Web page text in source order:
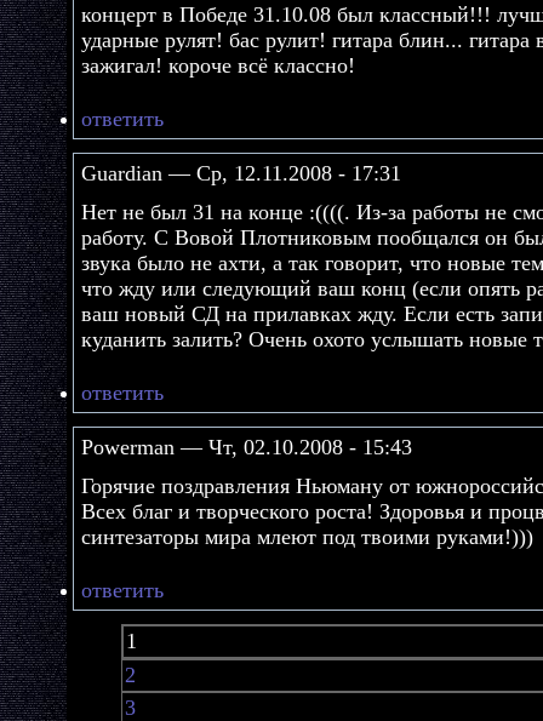
концерт в Победе 31.10.08 был классный!!!
ударные рулят! бас рулит! гитара блин...
зажигал! короче всё классно!
ответить
Guardian — Ср, 12.11.2008 - 17:31
Нет не был 31 на конце :((((. Из-за работы не
работу. С Вовой Плотниковым пообщался он
звука было не ахти, а так говорит, что новые
что жду или следующий ваш конц (если опять
ваш новый СД на прилавках жду. Если есть
куданить залить? Очень охото услышать новые
ответить
Powerman — Чт, 02.10.2008 - 15:43
Горячие поздравления Ньюману от
Всех благ и творческого роста! Здоровья и
синтезаторы мира млеют под твоими руками!)))
ответить
1
2
3